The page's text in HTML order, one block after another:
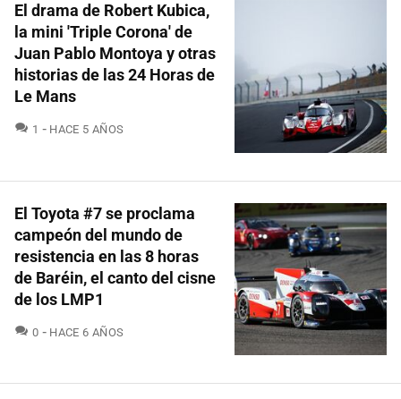
El drama de Robert Kubica,
la mini 'Triple Corona' de
Juan Pablo Montoya y otras
historias de las 24 Horas de
Le Mans
1 COMENTARIOS
HACE 5 AÑOS
El Toyota #7 se proclama
campeón del mundo de
resistencia en las 8 horas
de Baréin, el canto del cisne
de los LMP1
0 COMENTARIOS
HACE 6 AÑOS